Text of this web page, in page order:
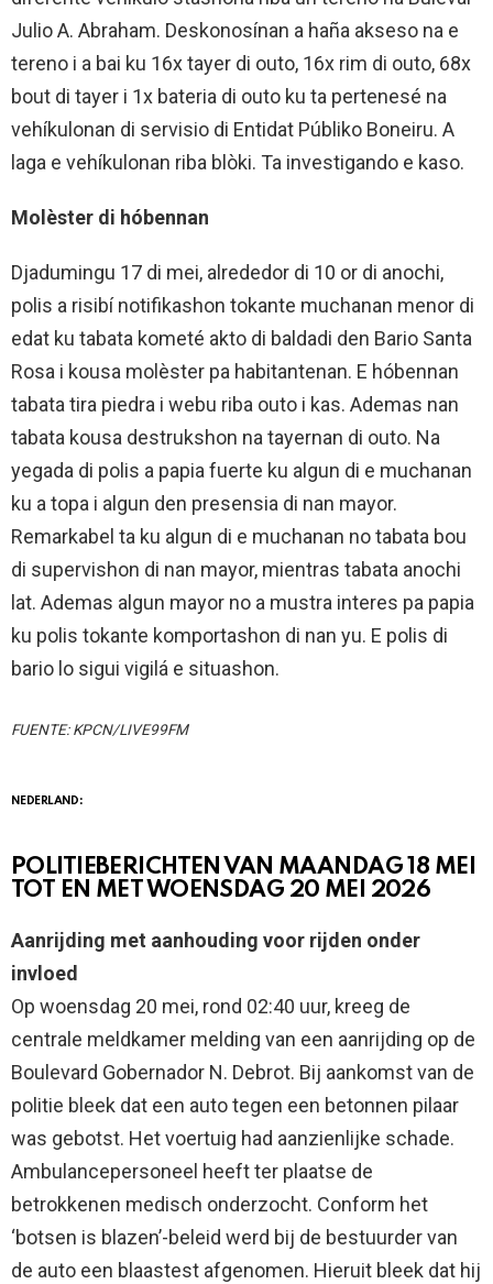
Julio A. Abraham. Deskonosínan a haña akseso na e
tereno i a bai ku 16x tayer di outo, 16x rim di outo, 68x
bout di tayer i 1x bateria di outo ku ta pertenesé na
vehíkulonan di servisio di Entidat Públiko Boneiru. A
laga e vehíkulonan riba blòki. Ta investigando e kaso.
Molèster di hóbennan
Djadumingu 17 di mei, alrededor di 10 or di anochi,
polis a risibí notifikashon tokante muchanan menor di
edat ku tabata kometé akto di baldadi den Bario Santa
Rosa i kousa molèster pa habitantenan. E hóbennan
tabata tira piedra i webu riba outo i kas. Ademas nan
tabata kousa destrukshon na tayernan di outo. Na
yegada di polis a papia fuerte ku algun di e muchanan
ku a topa i algun den presensia di nan mayor.
Remarkabel ta ku algun di e muchanan no tabata bou
di supervishon di nan mayor, mientras tabata anochi
lat. Ademas algun mayor no a mustra interes pa papia
ku polis tokante komportashon di nan yu. E polis di
bario lo sigui vigilá e situashon.
FUENTE: KPCN/LIVE99FM
NEDERLAND:
POLITIEBERICHTEN VAN MAANDAG 18 MEI
TOT EN MET WOENSDAG 20 MEI 2026
Aanrijding met aanhouding voor rijden onder
invloed
Op woensdag 20 mei, rond 02:40 uur, kreeg de
centrale meldkamer melding van een aanrijding op de
Boulevard Gobernador N. Debrot. Bij aankomst van de
politie bleek dat een auto tegen een betonnen pilaar
was gebotst. Het voertuig had aanzienlijke schade.
Ambulancepersoneel heeft ter plaatse de
betrokkenen medisch onderzocht. Conform het
‘botsen is blazen’-beleid werd bij de bestuurder van
de auto een blaastest afgenomen. Hieruit bleek dat hij